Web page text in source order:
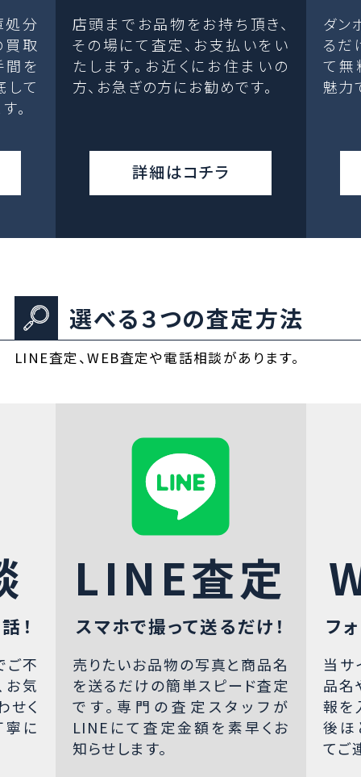
処分
取
間を
して
。
店頭までお品物をお持ち頂き、
その場にて査定、お支払いをい
たします。お近くにお住まいの
方、お急ぎの方にお勧めです。
詳細はコチラ
ダン
るだ
て無
魅力
選べる３つの査定方法
LINE査定、WEB査定や電話相談があります。
！
ご不
お気
せく
寧に
LINE査定
スマホで撮って送るだけ！
売りたいお品物の写真と商品名
を送るだけの簡単スピード査定
です。専門の査定スタッフが
LINEにて査定金額を素早くお
知らせします。
フ
当サ
品名
報を
後ほ
てご